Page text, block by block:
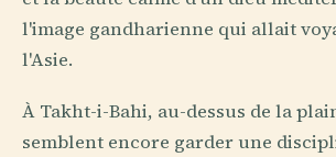
l'image gandharienne qui allait
l'Asie.
À Takht-i-Bahi, au-dessus de la
semblent encore garder une